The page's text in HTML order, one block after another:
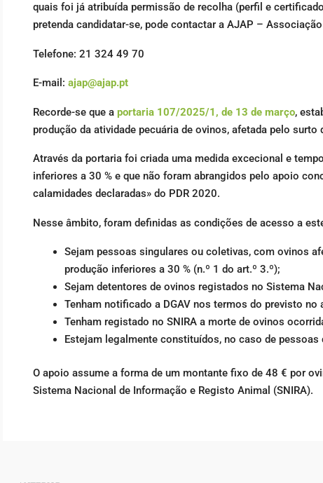
quais foi já atribuída permissão de recolha (perfil e
pretenda candidatar-se, pode contactar a AJAP –
Telefone: 21 324 49 70
E-mail: ajap@ajap.pt
Recorde-se que a portaria 107/2025/1, de 13 de março,
produção da atividade pecuária de ovinos, afetada pelo surto
Através da portaria foi criada uma medida excecional e
inferiores a 30 % e que não foram abrangidos pelo apoio
calamidades declaradas» do PDR 2020.
Nesse âmbito, foram definidas as condições de acesso a
Sejam pessoas singulares ou coletivas, com ovinos
produção inferiores a 30 % (n.º 1 do art.º 3.º);
Sejam detentores de ovinos registados no Sistema
Tenham notificado a DGAV nos termos do previsto
Tenham registado no SNIRA a morte de ovinos
Estejam legalmente constituídos, no caso de pessoas
O apoio assume a forma de um montante fixo de 48 € por
Sistema Nacional de Informação e Registo Animal (SNIRA).